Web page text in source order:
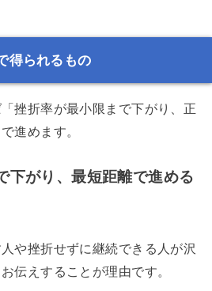
得られるもの
挫折率が最小限まで下がり、正
進めます。
下がり、最短距離で進める
や挫折せずに継続できる人が沢
伝えすることが理由です。